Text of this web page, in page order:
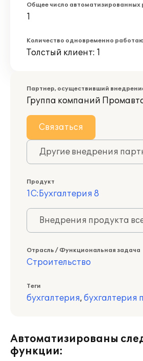
Общее число автоматизированных
1
Количество одновременно
Толстый клиент: 1
Партнер, осуществивший
Группа компаний
Связаться
Другие внедрения
Продукт
1С:Бухгалтерия 8
Внедрения продукта
Отрасль / Функциональная задача
Строительство
Теги
бухгалтерия, бухгалтерия
Автоматизированы
функции: